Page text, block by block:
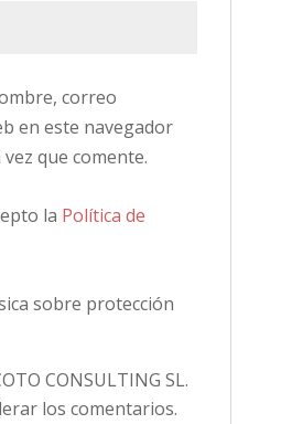
correo
en este navegador
que comente.
la Política de
sobre protección
CONSULTING SL.
los comentarios.